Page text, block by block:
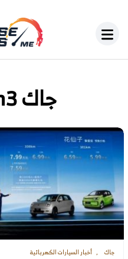
جاك Yttrium3
جاك أخبار السيارات الكهربائية